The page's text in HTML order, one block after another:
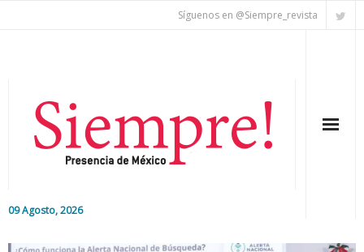
Síguenos en @Siempre_revista
09 Agosto, 2026